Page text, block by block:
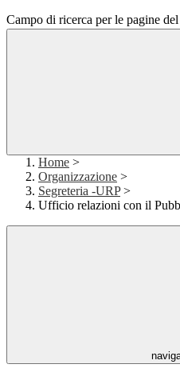
Campo di ricerca per le pagine
Home >
Organizzazione >
Segreteria -URP >
Ufficio relazioni con il